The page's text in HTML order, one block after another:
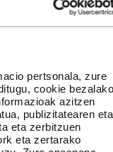
pertsonala, zure
cookie bezalako
azitzen
publizitatearen eta
eta zerbitzuen
eta zertarako